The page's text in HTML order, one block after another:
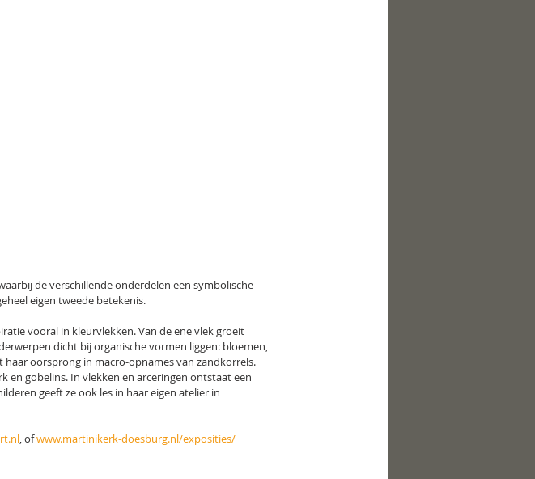
de verschillende onderdelen een symbolische
eigen tweede betekenis.
vooral in kleurvlekken. Van de ene vlek groeit
dicht bij organische vormen liggen: bloemen,
oorsprong in macro-opnames van zandkorrels.
gobelins. In vlekken en arceringen ontstaat een
geeft ze ook les in haar eigen atelier in
, of www.martinikerk-doesburg.nl/exposities/